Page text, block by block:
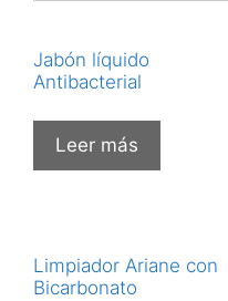
Jabón líquido
Antibacterial
Leer más
Limpiador Ariane con
Bicarbonato